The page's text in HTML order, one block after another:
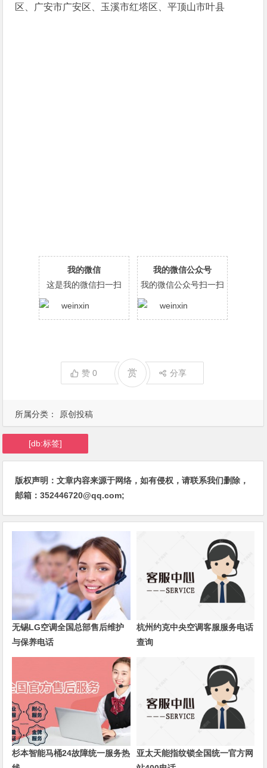
所属分类： 原创投稿
区、广安市广安区、玉溪市红塔区、平顶山市叶县
我的微信
这是我的微信扫一扫
我的微信公众号
我的微信公众号扫一扫
赞0 赏 分享
[db:标签]
版权声明：文章内容来源于网络，如有侵权，请联系我们删除，
邮箱：352446720@qq.com;
无锡LG空调全国总部售后维护
与保养电话
杭州约克中央空调客服服务电话
查询
杉本智能马桶24故障统一服务热
亚太天能指纹锁全国统一官方网